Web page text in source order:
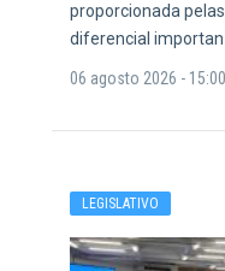
proporcionada
diferencial importan
06 agosto 2026 - 15:00
LEGISLATIVO